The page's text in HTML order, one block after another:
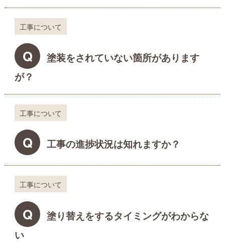
工事について
Q
塗装をされていない箇所があります
が？
工事について
Q 工事の進捗状況は知れますか？
工事について
Q
塗り替えをするタイミングがわからな
い